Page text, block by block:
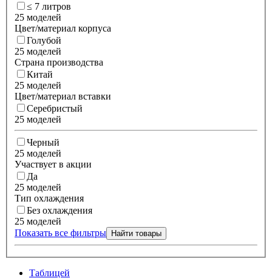
≤ 7 литров
25 моделей
Цвет/материал корпуса
Голубой
25 моделей
Страна производства
Китай
25 моделей
Цвет/материал вставки
Серебристый
25 моделей
Черный
25 моделей
Участвует в акции
Да
25 моделей
Тип охлаждения
Без охлаждения
25 моделей
Показать все фильтры Найти товары
Таблицей